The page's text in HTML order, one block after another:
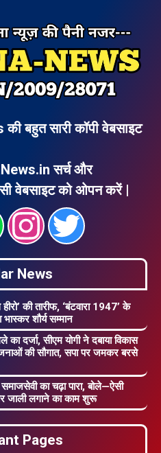
बहुत सारी कॉपी वेबसाइट
सर्च और
वेबसाइट को ओपन करें |
News
की तारीफ, ‘बंटवारा 1947’ के
भास्कर शौर्य सम्मान
का दर्जा, सीएम योगी ने दबाया विकास
की सौगात, सपा पर जमकर बरसे
का चढ़ा पारा, बोले—ऐसी
जाली लगाने का काम शुरू
Pages